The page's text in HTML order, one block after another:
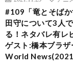
#109「竜とそば
田守について3人
る！ネタバレ有
ゲスト:橋本ブラザ
World